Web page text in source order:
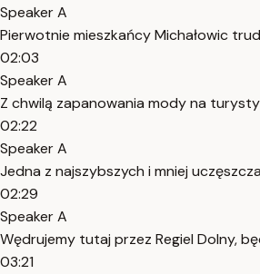
Speaker A
Pierwotnie mieszkańcy Michałowic
02:03
Speaker A
Z chwilą zapanowania mody na
02:22
Speaker A
Jedna z najszybszych i mniej
02:29
Speaker A
Wędrujemy tutaj przez Regiel Dolny,
03:21